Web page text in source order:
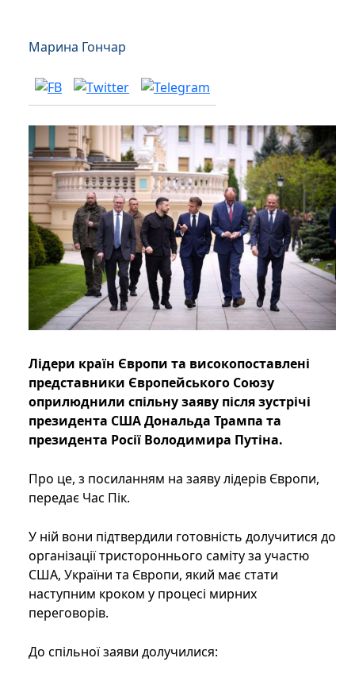
Марина Гончар
Лідери країн Європи та високопоставлені
представники Європейського Союзу
оприлюднили спільну заяву після зустрічі
президента США Дональда Трампа та
президента Росії Володимира Путіна.
Про це, з посиланням на заяву лідерів Європи,
передає Час Пік.
У ній вони підтвердили готовність долучитися до
організації тристороннього саміту за участю
США, України та Європи, який має стати
наступним кроком у процесі мирних
переговорів.
До спільної заяви долучилися: